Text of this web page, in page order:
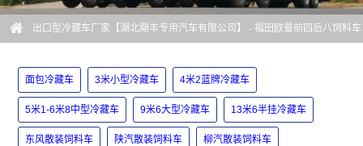
出口型冷藏车厂家【湖北飓丰专用汽车有限公司】 - 福田欧曼前四后八饲料车
面包冷藏车 3米小型冷藏车 4米2蓝牌冷藏车
5米1-6米8中型冷藏车 9米6大型冷藏车 13米6半挂冷藏车
东风散装饲料车 陕汽散装饲料车 柳汽散装饲料车